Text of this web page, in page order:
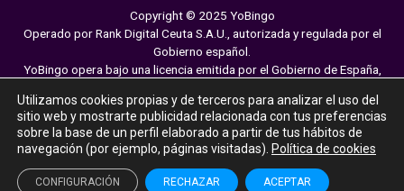
Copyright © 2025 YoBingo
Operado por Rank Digital Ceuta S.A.U., autorizada y regulada por el
Gobierno español.
YoBingo opera bajo una licencia emitida por el Gobierno de España,
responsabilidad en los juegos online. El juego es una forma de
entretenimiento cuya finalidad es ofrecer diversión y emoción a los
jugadores en nuestra página web. Juega con moderación siguiendo
las pautas recomendadas para el juego responsable.
Utilizamos cookies propias y de terceros para analizar el uso del
sitio web y mostrarte publicidad relacionada con tus preferencias
sobre la base de un perfil elaborado a partir de tus hábitos de
navegación (por ejemplo, páginas visitadas). Política de cookies
ACEPTAR
RECHAZAR
CONFIGURACIÓN